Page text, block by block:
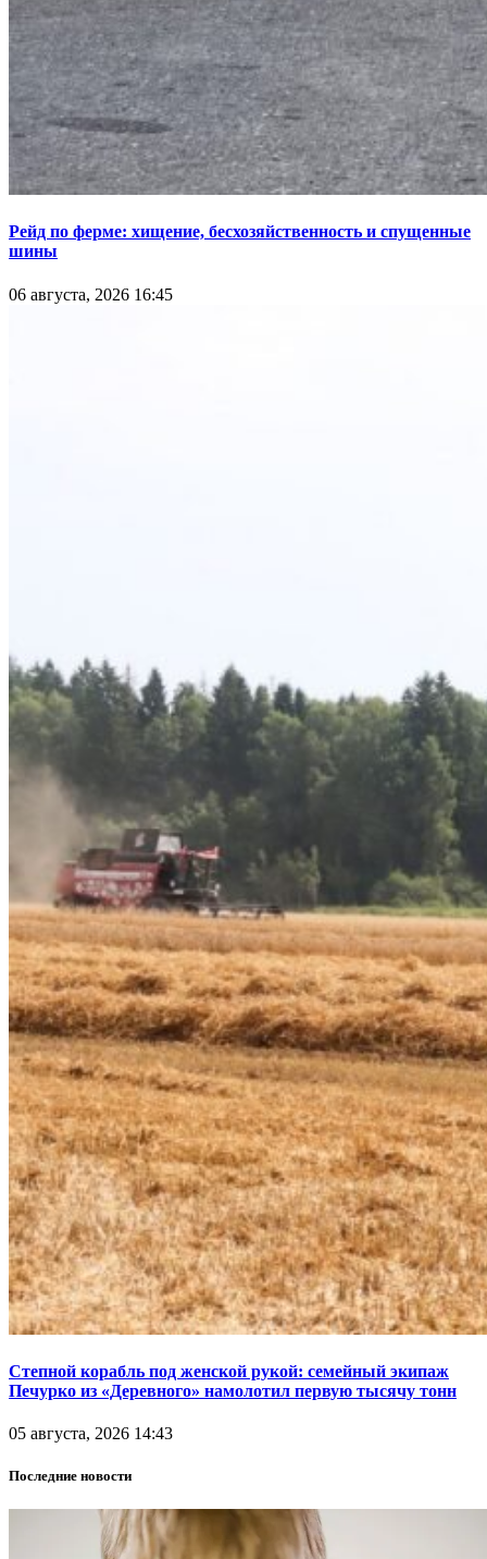
Рейд по ферме: хищение, бесхозяйственность и спущенные
шины
06 августа, 2026 16:45
Степной корабль под женской рукой: семейный экипаж
Печурко из «Деревного» намолотил первую тысячу тонн
05 августа, 2026 14:43
Последние новости